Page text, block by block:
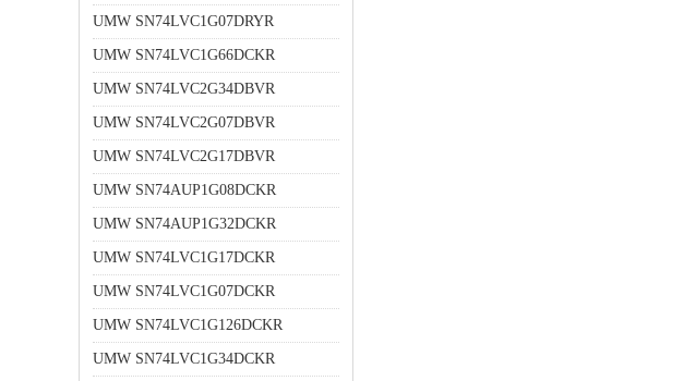
UMW SN74LVC1G07DRYR
UMW SN74LVC1G66DCKR
UMW SN74LVC2G34DBVR
UMW SN74LVC2G07DBVR
UMW SN74LVC2G17DBVR
UMW SN74AUP1G08DCKR
UMW SN74AUP1G32DCKR
UMW SN74LVC1G17DCKR
UMW SN74LVC1G07DCKR
UMW SN74LVC1G126DCKR
UMW SN74LVC1G34DCKR